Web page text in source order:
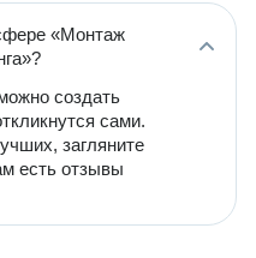
«Монтаж
создать
сами.
загляните
есть отзывы